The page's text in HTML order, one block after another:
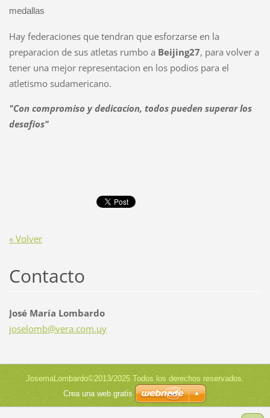
medallas
Hay federaciones que tendran que esforzarse en la
preparacion de sus atletas rumbo a Beijing27, para volver a
tener una mejor representacion en los podios para el
atletismo sudamericano.
"Con compromiso y dedicacion, todos pueden superar los
desafios"
« Volver
Contacto
José María Lombardo
joselomb@vera.com.uy
JosemaLombardo©2013/2025 Todos los derechos reservados.
Crea una web gratis